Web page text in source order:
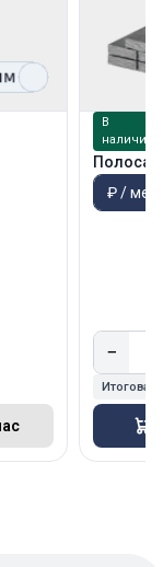
В
наличии
Полоса
₽ /
−